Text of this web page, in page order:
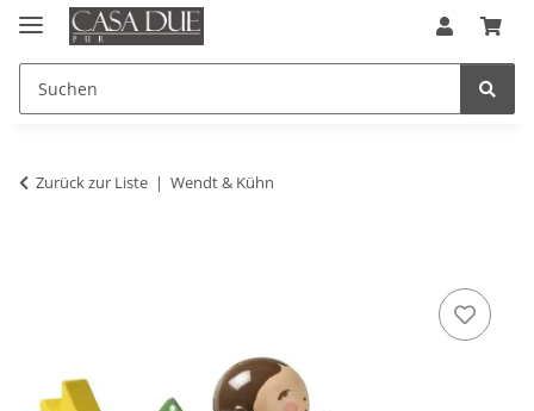
Zurück zur Liste Wendt & Kühn